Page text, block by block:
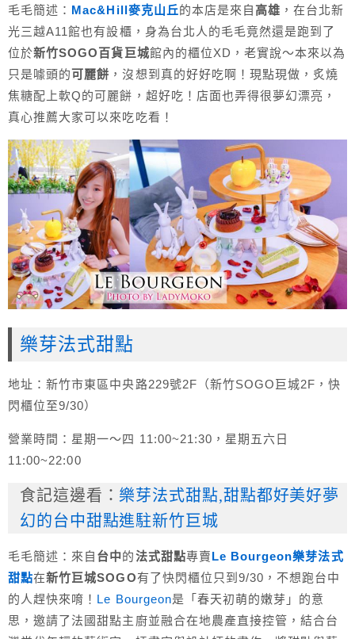
毛毛簡述： Mac&Hill麥克山丘的本店是來自 高雄 ，在台北新
光三越A11館也有設櫃，身為台北人的毛毛竟然還是跑到了
位於新竹SOGO百貨巨城館內的櫃位XD，老實說～本來以為
只是噱頭的可麗餅 ，沒想到真的好好吃啊！現點現做，炙燒
焦糖配上軟Q的可麗餅，超好吃！店面也弄得很夢幻漂亮，
真心推薦大家可以來吃吃看！
樂芽法式甜點
地址：新竹市東區中央路229號2F（新竹SOGO巨城2F，快
閃櫃位至9/30）
營業時間：星期一～四 11:00~21:30，星期五六日
11:00~22:00
食記這邊看： 樂芽法式甜點,甜點都好美好夢
幻的台中甜點進駐新竹巨城
毛毛簡述： 來自 台中的法式甜點專賣Le Bourgeon樂芽法式
甜點在新竹巨城SOGO有了快閃櫃位只到9/30，不想跑台中
的人趕快來唷！ Le Bourgeon是「春天初萌的嫩芽」的意
思，邀請了法國甜點主廚並融合在地農產直接控管，結合台